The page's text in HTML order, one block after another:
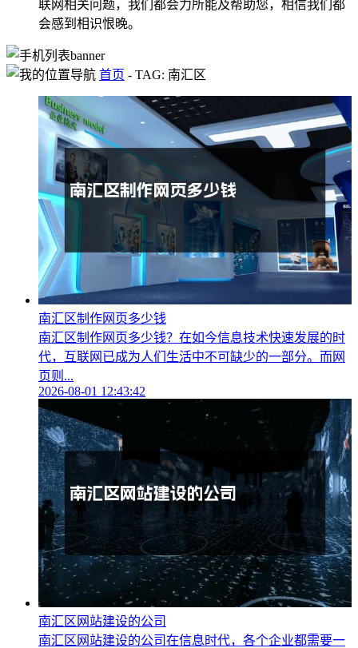
联网相关问题，我们都会力所能及帮助您，相信我们都
会感到相识恨晚。
首页 - TAG: 南汇区
南汇区制作网页多少钱
南汇区制作网页多少钱？在如今信息技术快速发展的时
代，互联网已成为人们生活中不可缺少的一部分。而网
页则...
2026-08-01 12:43:42
南汇区网站建设的公司
南汇区网站建设的公司在信息时代，各个企业都需要一